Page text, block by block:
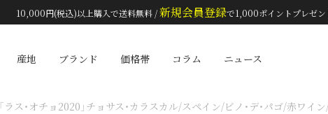
10,000円(税込)以上購入で送料無料 /新規会員登録で1,000ポイントプレゼン
産地 ブランド 価格帯 コラム ニュース
検索
「ラス・オチョ2020」チョサス・カラスカル/スペイン/ビノ・デ・パゴ/赤ワイ